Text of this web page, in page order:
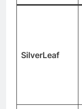
SilverLeaf